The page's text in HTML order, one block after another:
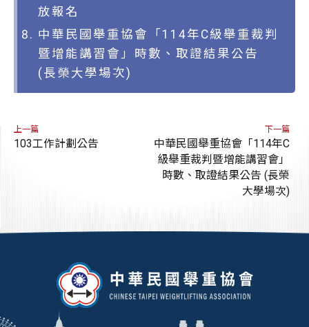
放報名
中華民國舉重協會「114年C級舉重裁判
暨增能講習會」時數、取證結果公告
(長榮大學場次)
上一篇
103工作計劃公告
下一篇
中華民國舉重協會「114年C
級舉重裁判暨增能講習會」
時數、取證結果公告 (長榮
大學場次)